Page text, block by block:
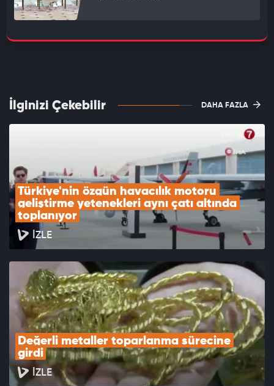
İlginizi Çekebilir DAHA FAZLA
Türkiye'nin özgün havacılık motoru
geliştirme yetenekleri aynı çatı altında
toplanıyor
İZLE
Değerli metaller toparlanma sürecine
girdi
İZLE